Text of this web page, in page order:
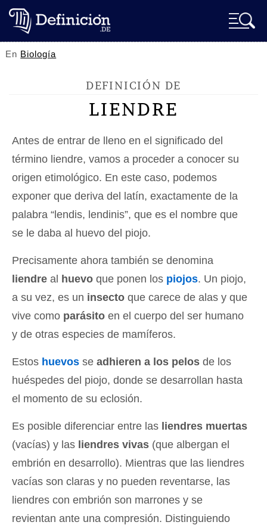
En Biología
DEFINICIÓN DE
LIENDRE
Antes de entrar de lleno en el significado del
término liendre, vamos a proceder a conocer su
origen etimológico. En este caso, podemos
exponer que deriva del latín, exactamente de la
palabra “lendis, lendinis”, que es el nombre que
se le daba al huevo del piojo.
Precisamente ahora también se denomina
liendre al huevo que ponen los piojos. Un piojo,
a su vez, es un insecto que carece de alas y que
vive como parásito en el cuerpo del ser humano
y de otras especies de mamíferos.
Estos huevos se adhieren a los pelos de los
huéspedes del piojo, donde se desarrollan hasta
el momento de su eclosión.
Es posible diferenciar entre las liendres muertas
(vacías) y las liendres vivas (que albergan el
embrión en desarrollo). Mientras que las liendres
vacías son claras y no pueden reventarse, las
liendres con embrión son marrones y se
revientan ante una compresión. Distinguiendo